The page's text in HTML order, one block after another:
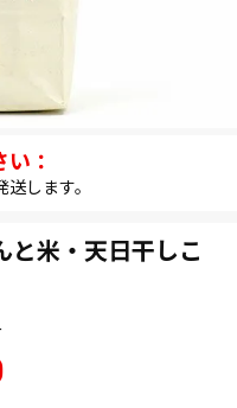
します。
と米・天日干しこ